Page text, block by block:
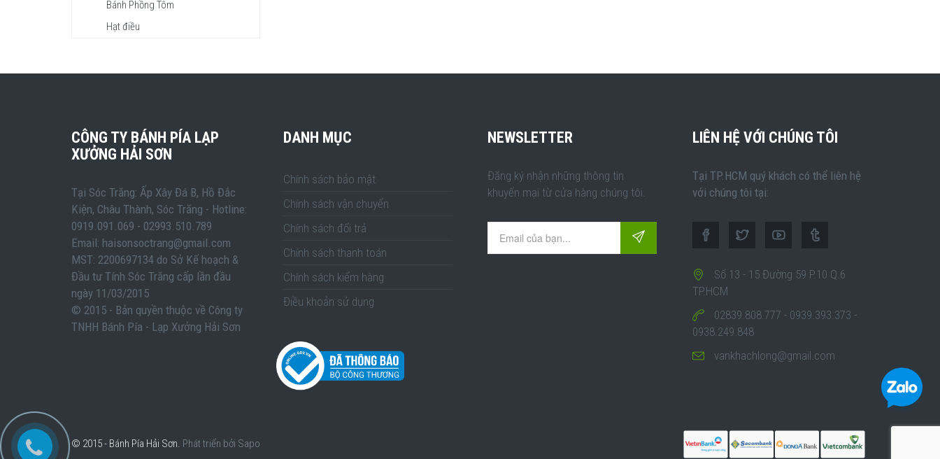
Bánh Phồng Tôm
Hạt điều
CÔNG TY BÁNH PÍA LẠP
XƯỞNG HẢI SƠN
Tại Sóc Trăng: Ấp Xây Đá B, Hồ Đắc
Kiện, Châu Thành, Sóc Trăng - Hotline:
0919.091.069 - 02993.510.789
Email: haisonsoctrang@gmail.com
MST: 2200697134 do Sở Kế hoạch &
Đầu tư Tính Sóc Trăng cấp lần đầu
ngày 11/03/2015
© 2015 - Bản quyền thuộc về Công ty
TNHH Bánh Pía - Lạp Xưởng Hải Sơn
DANH MỤC
Chính sách bảo mật
Chính sách vận chuyển
Chính sách đổi trả
Chính sách thanh toán
Chính sách kiểm hàng
Điều khoản sử dụng
NEWSLETTER
Đăng ký nhận những thông tin
khuyến mại từ cửa hàng chúng tôi.
LIÊN HỆ VỚI CHÚNG TÔI
Tại TP.HCM quý khách có thể liên hệ
với chúng tôi tại:
Số 13 - 15 Đường 59 P.10 Q.6
TP.HCM
02839.808.777 - 0939.393.373 -
0938.249.848
vankhachlong@gmail.com
© 2015 - Bánh Pía Hải Sơn. Phát triển bởi Sapo